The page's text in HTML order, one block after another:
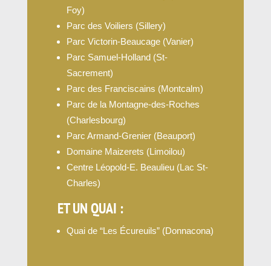
Foy)
Parc des Voiliers (Sillery)
Parc Victorin-Beaucage (Vanier)
Parc Samuel-Holland (St-
Sacrement)
Parc des Franciscains (Montcalm)
Parc de la Montagne-des-Roches
(Charlesbourg)
Parc Armand-Grenier (Beauport)
Domaine Maizerets (Limoilou)
Centre Léopold-E. Beaulieu (Lac St-
Charles)
ET UN QUAI :
Quai de “Les Écureuils” (Donnacona)